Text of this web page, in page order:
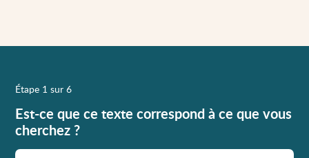
Étape 1 sur 6
Est-ce que ce texte correspond à ce que vous
cherchez ?